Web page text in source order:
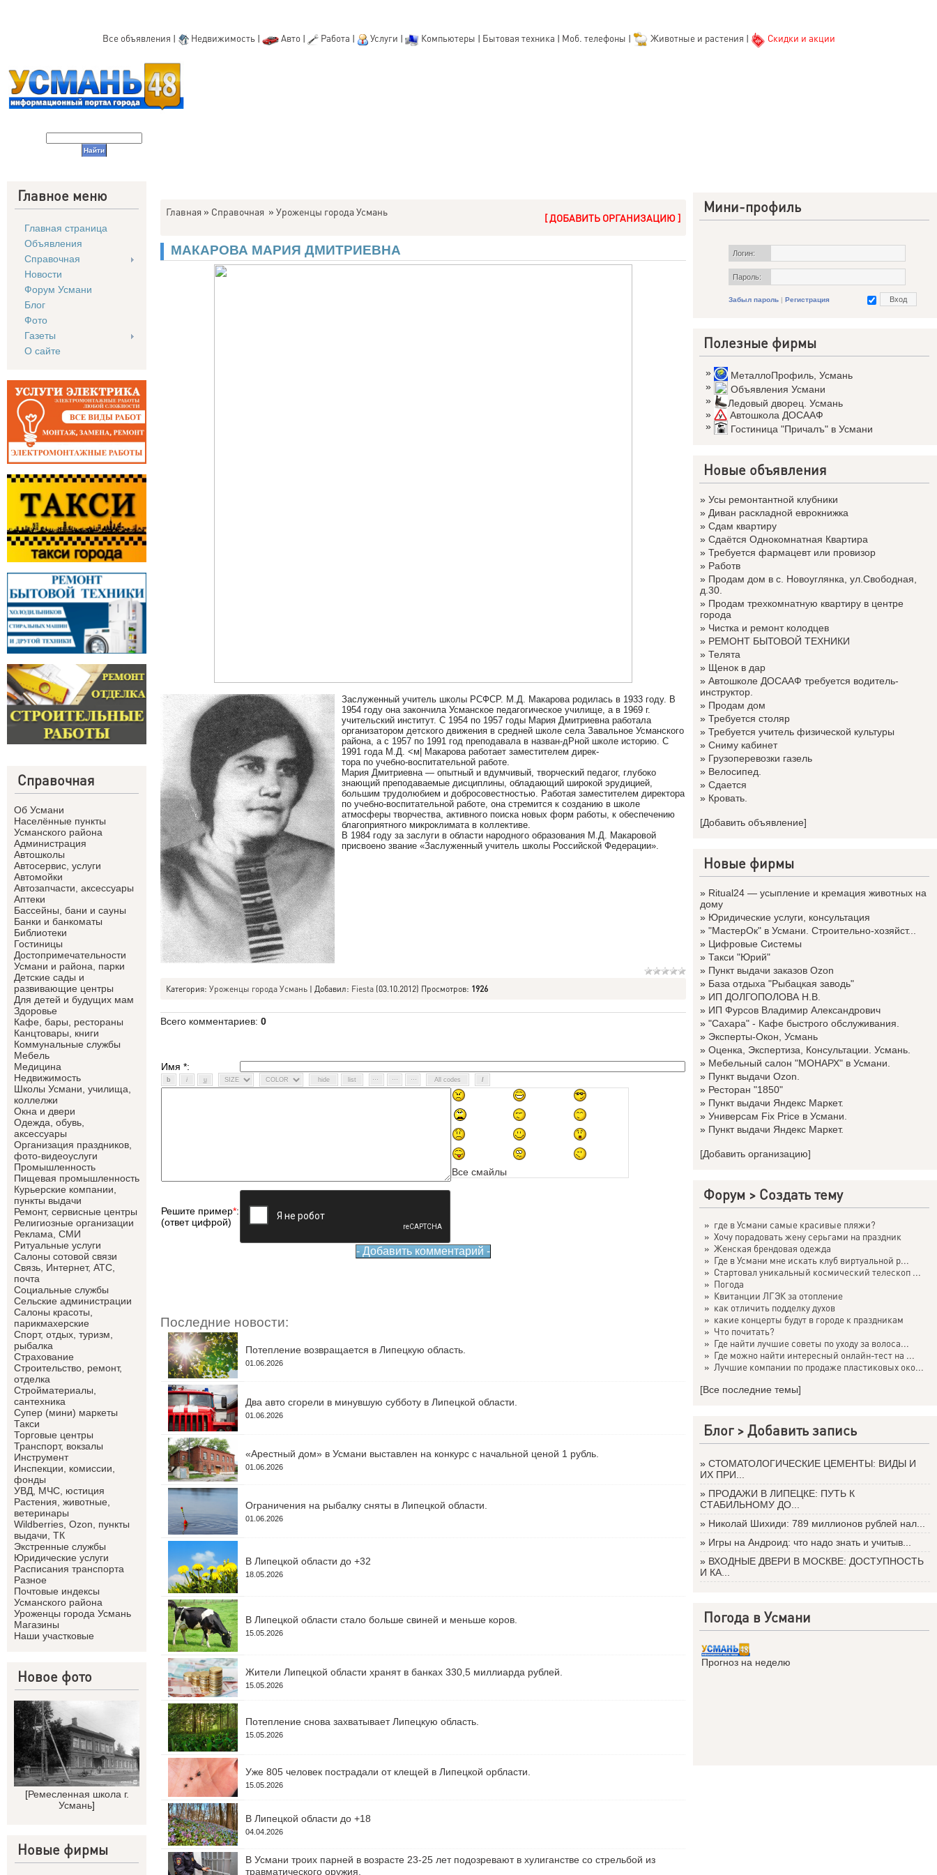
Все объявления | Недвижимость | Авто| Работа | Услуги | Компьютеры | Бытовая техника | Моб. телефоны | Животные и растения | Скидки и акции
Главное меню
Главная страница
Объявления
Справочная
Новости
Форум Усмани
Блог
Фото
Газеты
О сайте
Справочная
Об Усмани
Населённые пункты
Усманского района
Администрация
Автошколы
Автосервис, услуги
Автомойки
Автозапчасти, аксессуары
Аптеки
Бассейны, бани и сауны
Банки и банкоматы
Библиотеки
Гостиницы
Достопримечательности
Усмани и района, парки
Детские сады и
развивающие центры
Для детей и будущих мам
Здоровье
Кафе, бары, рестораны
Канцтовары, книги
Коммунальные службы
Мебель
Медицина
Недвижимость
Школы Усмани, училища,
коллелжи
Окна и двери
Одежда, обувь,
аксессуары
Организация праздников,
фото-видеоуслуги
Промышленность
Пищевая промышленность
Курьерские компании,
пункты выдачи
Ремонт, сервисные центры
Религиозные организации
Реклама, СМИ
Ритуальные услуги
Салоны сотовой связи
Связь, Интернет, АТС,
почта
Социальные службы
Сельские администрации
Салоны красоты,
парикмахерские
Спорт, отдых, туризм,
рыбалка
Страхование
Строительство, ремонт,
отделка
Cтройматериалы,
сантехника
Супер (мини) маркеты
Такси
Торговые центры
Транспорт, вокзалы
Инструмент
Инспекции, комиссии,
фонды
УВД, МЧС, юстиция
Растения, животные,
ветеринары
Wildberries, Ozon, пункты
выдачи, ТК
Экстренные службы
Юридические услуги
Расписания транспорта
Разное
Почтовые индексы
Усманского района
Уроженцы города Усмань
Магазины
Наши участковые
Новое фото
[Ремесленная школа г.
Усмань]
Новые фирмы
Главная » Справочная » Уроженцы города Усмань [ ДОБАВИТЬ ОРГАНИЗАЦИЮ ]
МАКАРОВА МАРИЯ ДМИТРИЕВНА
Заслуженный учитель школы РСФСР. М.Д. Макарова родилась в 1933 году. В
1954 году она закончила Усманское педагогическое училище, а в 1969 г.
учительский институт. С 1954 по 1957 годы Мария Дмитриевна работала
организатором детского движения в средней школе села Завальное Усманского
района, а с 1957 по 1991 год преподавала в назван-дРной школе историю. С
1991 года М.Д. <м| Макарова работает заместителем дирек-
тора по учебно-воспитательной работе.
Мария Дмитриевна — опытный и вдумчивый, творческий педагог, глубоко
знающий преподаваемые дисциплины, обладающий широкой эрудицией,
большим трудолюбием и добросовестностью. Работая заместителем директора
по учебно-воспитательной работе, она стремится к созданию в школе
атмосферы творчества, активного поиска новых форм работы, к обеспечению
благоприятного микроклимата в коллективе.
В 1984 году за заслуги в области народного образования М.Д. Макаровой
присвоено звание «Заслуженный учитель школы Российской Федерации».
Категория: Уроженцы города Усмань | Добавил: Fiesta (03.10.2012) Просмотров: 1926
Всего комментариев: 0
Имя *:
Все смайлы
Решите пример*:
(ответ цифрой)
Последние новости:
Потепление возвращается в Липецкую область.
01.06.2026
Два авто сгорели в минувшую субботу в Липецкой области.
01.06.2026
«Арестный дом» в Усмани выставлен на конкурс с начальной ценой 1 рубль.
01.06.2026
Ограничения на рыбалку сняты в Липецкой области.
01.06.2026
В Липецкой области до +32
18.05.2026
В Липецкой области стало больше свиней и меньше коров.
15.05.2026
Жители Липецкой области хранят в банках 330,5 миллиарда рублей.
15.05.2026
Потепление снова захватывает Липецкую область.
15.05.2026
Уже 805 человек пострадали от клещей в Липецкой орбласти.
15.05.2026
В Липецкой области до +18
04.04.2026
В Усмани троих парней в возрасте 23-25 лет подозревают в хулиганстве со стрельбой из
травматического оружия.
Мини-профиль
Логин:
Пароль:
Забыл пароль | Регистрация
Полезные фирмы
» МеталлоПрофиль Усмань
»
Объявления Усмани
»
Ледовый дворец. Усмань
»
Автошкола ДОСААФ
»
Гостиница "Причалъ" в Усмани
Новые объявления
» Усы ремонтантной клубники
» Диван раскладной еврокнижка
» Сдам квартиру
» Сдаётся Однокомнатная Квартира
» Требуется фармацевт или провизор
» Работв
» Продам дом в с. Новоуглянка, ул.Свободная,
д.30.
» Продам трехкомнатную квартиру в центре
города
» Чистка и ремонт колодцев
» РЕМОНТ БЫТОВОЙ ТЕХНИКИ
» Телята
» Щенок в дар
» Автошколе ДОСААФ требуется водитель-
инструктор.
» Продам дом
» Требуется столяр
» Требуется учитель физической культуры
» Сниму кабинет
» Грузоперевозки газель
» Велосипед.
» Сдается
» Кровать.
[Добавить объявление]
Новые фирмы
» Ritual24 — усыпление и кремация животных на
дому
» Юридические услуги, консультация
» "МастерОк" в Усмани. Строительно-хозяйст...
» Цифровые Системы
» Такси "Юрий"
» Пункт выдачи заказов Ozon
» База отдыха "Рыбацкая заводь"
» ИП ДОЛГОПОЛОВА Н.В.
» ИП Фурсов Владимир Александрович
» "Сахара" - Кафе быстрого обслуживания.
» Эксперты-Окон, Усмань
» Оценка, Экспертиза, Консультации. Усмань.
» Мебельный салон "МОНАРХ" в Усмани.
» Пункт выдачи Ozon.
» Ресторан "1850"
» Пункт выдачи Яндекс Маркет.
» Универсам Fix Price в Усмани.
» Пункт выдачи Яндекс Маркет.
[Добавить организацию]
Форум > Создать тему
» где в Усмани самые красивые пляжи?
» Хочу порадовать жену серьгами на праздник
» Женская брендовая одежда
» Где в Усмани мне искать клуб виртуальной р...
» Стартовал уникальный космический телескоп ...
» Погода
» Квитанции ЛГЭК за отопление
» как отличить подделку духов
» какие концерты будут в городе к праздникам
» Что почитать?
» Где найти лучшие советы по уходу за волоса...
» Где можно найти интересный онлайн-тест на ...
» Лучшие компании по продаже пластиковых око...
[Все последние темы]
Блог >Добавить запись
» СТОМАТОЛОГИЧЕСКИЕ ЦЕМЕНТЫ: ВИДЫ И
ИХ ПРИ...
» ПРОДАЖИ В ЛИПЕЦКЕ: ПУТЬ К
СТАБИЛЬНОМУ ДО...
» Николай Шихиди: 789 миллионов рублей нал...
» Игры на Андроид: что надо знать и учитыв...
» ВХОДНЫЕ ДВЕРИ В МОСКВЕ: ДОСТУПНОСТЬ
И КА...
Погода в Усмани
Прогноз на неделю